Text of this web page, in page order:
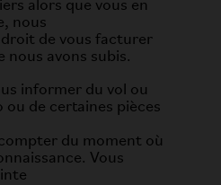
alors que vous en
nous
de vous facturer
nous avons subis.
informer du vol ou
ou de certaines pièces
du moment où
Vous